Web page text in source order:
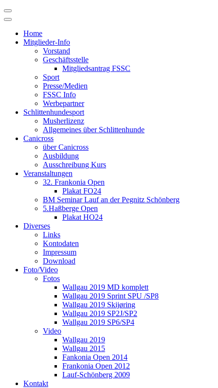
Skip
to
Home
Mitglieder-Info
Vorstand
Geschäftsstelle
Mitgliedsantrag FSSC
Sport
Presse/Medien
FSSC Info
Werbepartner
Schlittenhundesport
Musherlizenz
Allgemeines über Schlittenhunde
Canicross
über Canicross
Ausbildung
Ausschreibung Kurs
Veranstaltungen
32. Frankonia Open
Plakat FO24
BM Seminar Lauf an der Pegnitz Schönberg
5.Haßberge Open
Plakat HO24
Diverses
Links
Kontodaten
Impressum
Download
Foto/Video
Fotos
Wallgau 2019 MD komplett
Wallgau 2019 Sprint SPU /SP8
Wallgau 2019 Skijøring
Wallgau 2019 SP2J/SP2
Wallgau 2019 SP6/SP4
Video
Wallgau 2019
Wallgau 2015
Fankonia Open 2014
Frankonia Open 2012
Lauf-Schönberg 2009
Kontakt